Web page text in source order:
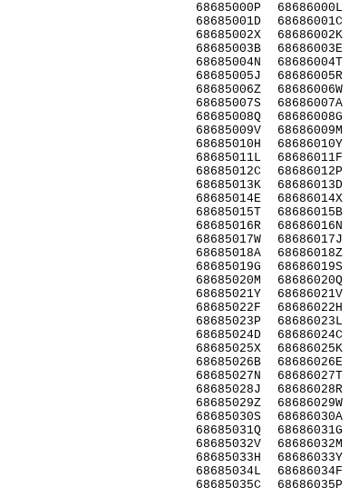
68685000P
68685001D
68685002X
68685003B
68685004N
68685005J
68685006Z
68685007S
68685008Q
68685009V
68685010H
68685011L
68685012C
68685013K
68685014E
68685015T
68685016R
68685017W
68685018A
68685019G
68685020M
68685021Y
68685022F
68685023P
68685024D
68685025X
68685026B
68685027N
68685028J
68685029Z
68685030S
68685031Q
68685032V
68685033H
68685034L
68685035C
68686000L
68686001C
68686002K
68686003E
68686004T
68686005R
68686006W
68686007A
68686008G
68686009M
68686010Y
68686011F
68686012P
68686013D
68686014X
68686015B
68686016N
68686017J
68686018Z
68686019S
68686020Q
68686021V
68686022H
68686023L
68686024C
68686025K
68686026E
68686027T
68686028R
68686029W
68686030A
68686031G
68686032M
68686033Y
68686034F
68686035P